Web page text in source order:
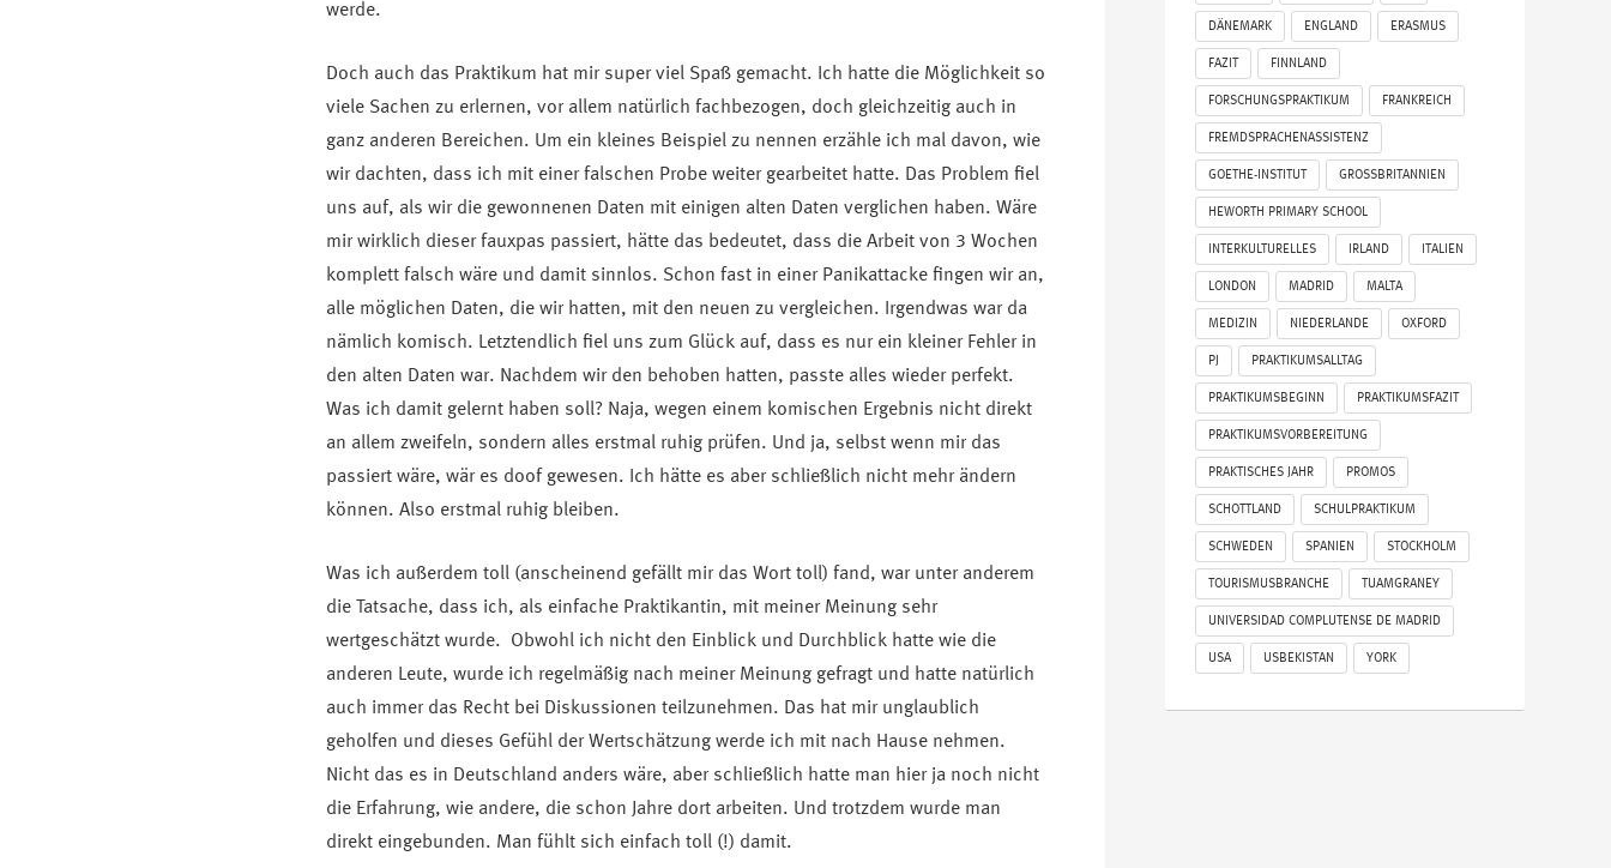
werde.
Doch auch das Praktikum hat mir super viel Spaß gemacht. Ich hatte die Möglichkeit so
viele Sachen zu erlernen, vor allem natürlich fachbezogen, doch gleichzeitig auch in
ganz anderen Bereichen. Um ein kleines Beispiel zu nennen erzähle ich mal davon, wie
wir dachten, dass ich mit einer falschen Probe weiter gearbeitet hatte. Das Problem fiel
uns auf, als wir die gewonnenen Daten mit einigen alten Daten verglichen haben. Wäre
mir wirklich dieser fauxpas passiert, hätte das bedeutet, dass die Arbeit von 3 Wochen
komplett falsch wäre und damit sinnlos. Schon fast in einer Panikattacke fingen wir an,
alle möglichen Daten, die wir hatten, mit den neuen zu vergleichen. Irgendwas war da
nämlich komisch. Letztendlich fiel uns zum Glück auf, dass es nur ein kleiner Fehler in
den alten Daten war. Nachdem wir den behoben hatten, passte alles wieder perfekt.
Was ich damit gelernt haben soll? Naja, wegen einem komischen Ergebnis nicht direkt
an allem zweifeln, sondern alles erstmal ruhig prüfen. Und ja, selbst wenn mir das
passiert wäre, wär es doof gewesen. Ich hätte es aber schließlich nicht mehr ändern
können. Also erstmal ruhig bleiben.
Was ich außerdem toll (anscheinend gefällt mir das Wort toll) fand, war unter anderem
die Tatsache, dass ich, als einfache Praktikantin, mit meiner Meinung sehr
wertgeschätzt wurde. Obwohl ich nicht den Einblick und Durchblick hatte wie die
anderen Leute, wurde ich regelmäßig nach meiner Meinung gefragt und hatte natürlich
auch immer das Recht bei Diskussionen teilzunehmen. Das hat mir unglaublich
geholfen und dieses Gefühl der Wertschätzung werde ich mit nach Hause nehmen.
Nicht das es in Deutschland anders wäre, aber schließlich hatte man hier ja noch nicht
die Erfahrung, wie andere, die schon Jahre dort arbeiten. Und trotzdem wurde man
direkt eingebunden. Man fühlt sich einfach toll (!) damit.
DÄNEMARK ENGLAND ERASMUS
FAZIT FINNLAND
FORSCHUNGSPRAKTIKUM FRANKREICH
FREMDSPRACHENASSISTENZ
GOETHE-INSTITUT GROSSBRITANNIEN
HEWORTH PRIMARY SCHOOL
INTERKULTURELLES IRLAND ITALIEN
LONDON MADRID MALTA
MEDIZIN NIEDERLANDE OXFORD
PJ PRAKTIKUMSALLTAG
PRAKTIKUMSBEGINN PRAKTIKUMSFAZIT
PRAKTIKUMSVORBEREITUNG
PRAKTISCHES JAHR PROMOS
SCHOTTLAND SCHULPRAKTIKUM
SCHWEDEN SPANIEN STOCKHOLM
TOURISMUSBRANCHE TUAMGRANEY
UNIVERSIDAD COMPLUTENSE DE MADRID
USA USBEKISTAN YORK